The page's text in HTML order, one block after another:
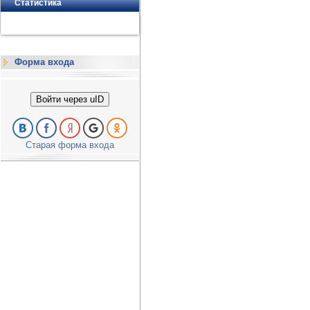
Статистика
Форма входа
Войти через uID
Старая форма входа